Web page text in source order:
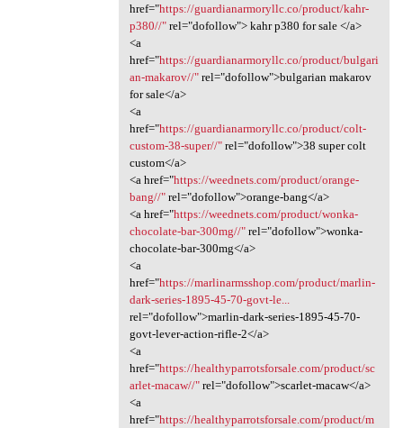
href="https://guardianarmoryllc.co/product/kahr-
p380//"rel="dofollow"> kahr p380 for sale </a>
<a
href="https://guardianarmoryllc.co/product/bulgari
an-makarov//"rel="dofollow">bulgarian makarov
for sale</a>
<a
href="https://guardianarmoryllc.co/product/colt-
custom-38-super//"rel="dofollow">38 super colt
custom</a>
<a href="https://weednets.com/product/orange-
bang//"rel="dofollow">orange-bang</a>
<a href="https://weednets.com/product/wonka-
chocolate-bar-300mg//"rel="dofollow">wonka-
chocolate-bar-300mg</a>
<a
href="https://marlinarmsshop.com/product/marlin-
dark-series-1895-45-70-govt-le...
rel="dofollow">marlin-dark-series-1895-45-70-
govt-lever-action-rifle-2</a>
<a
href="https://healthyparrotsforsale.com/product/sc
arlet-macaw//"rel="dofollow">scarlet-macaw</a>
<a
href="https://healthyparrotsforsale.com/product/m